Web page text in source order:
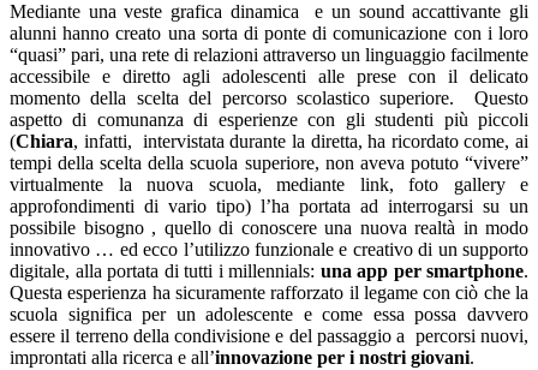
Mediante una veste grafica dinamica e un sound accattivante gli
alunni hanno creato una sorta di ponte di comunicazione con i loro
“quasi” pari, una rete di relazioni attraverso un linguaggio facilmente
accessibile e diretto agli adolescenti alle prese con il delicato
momento della scelta del percorso scolastico superiore. Questo
aspetto di comunanza di esperienze con gli studenti più piccoli
(Chiara, infatti, intervistata durante la diretta, ha ricordato come, ai
tempi della scelta della scuola superiore, non aveva potuto “vivere”
virtualmente la nuova scuola, mediante link, foto gallery e
approfondimenti di vario tipo) l’ha portata ad interrogarsi su un
possibile bisogno , quello di conoscere una nuova realtà in modo
innovativo … ed ecco l’utilizzo funzionale e creativo di un supporto
digitale, alla portata di tutti i millennials: una app per smartphone.
Questa esperienza ha sicuramente rafforzato il legame con ciò che la
scuola significa per un adolescente e come essa possa davvero
essere il terreno della condivisione e del passaggio a percorsi nuovi,
improntati alla ricerca e all’innovazione per i nostri giovani.